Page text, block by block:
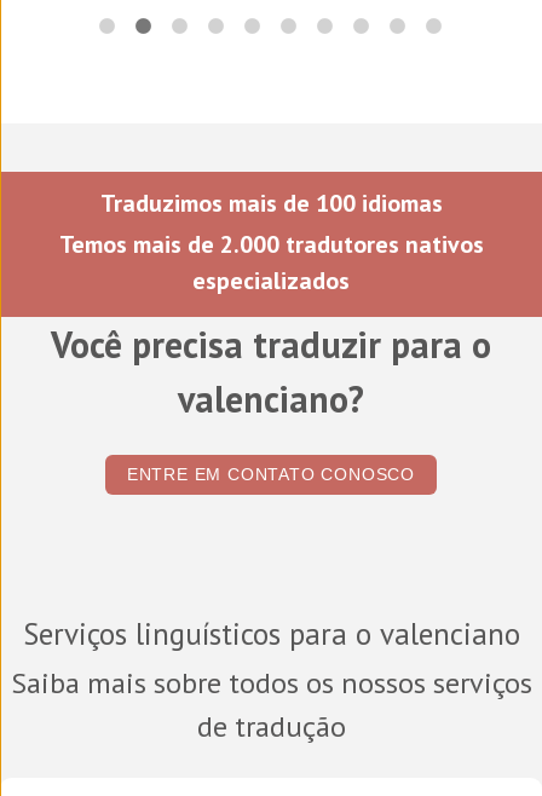
Traduzimos mais de 100 idiomas
Temos mais de 2.000 tradutores nativos
especializados
Você precisa traduzir para o
valenciano?
ENTRE EM CONTATO CONOSCO
Serviços linguísticos para o valenciano
Saiba mais sobre todos os nossos serviços
de tradução